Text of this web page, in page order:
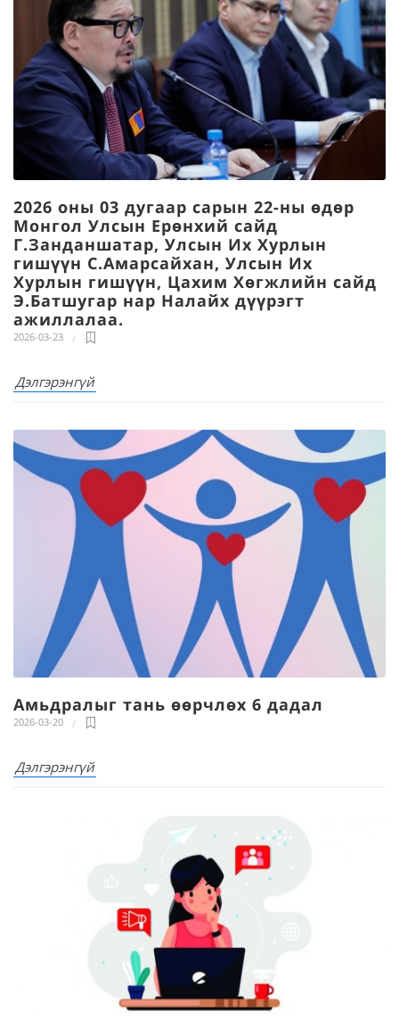
2026 оны 03 дугаар сарын 22-ны өдөр
Монгол Улсын Ерөнхий сайд
Г.Занданшатар, Улсын Их Хурлын
гишүүн С.Амарсайхан, Улсын Их
Хурлын гишүүн, Цахим Хөгжлийн сайд
Э.Батшугар нар Налайх дүүрэгт
ажиллалаа.
2026-03-23
Дэлгэрэнгүй
Амьдралыг тань өөрчлөх 6 дадал
2026-03-20
Дэлгэрэнгүй